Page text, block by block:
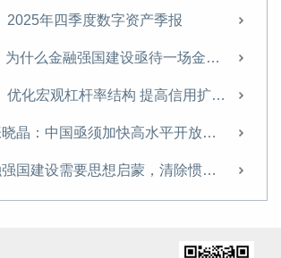
【NIFD季报】供需失衡难改善，美国“胀”大于“滞”——2025H1全球金融市场
【NIFD季报】宏观杠杆率首破300%，私人部门信用扩张趋缓——2025年二季度宏观杠杆率报告
工智能发展的金融支持
2025年四季度数字资产季报
张晓晶|引言：为什么金融强国建设亟待一场金融启蒙？
【NIFD季报】优化宏观杠杆率结构 提高信用扩张对增长的支持效能——2025年四季度宏观杠杆率报告
特别策划丨张晓晶：中国亟须加快高水平开放下的金融制度创新
张晓晶：金融强国建设需要思想启蒙，清除惯性思维丨长安讲坛